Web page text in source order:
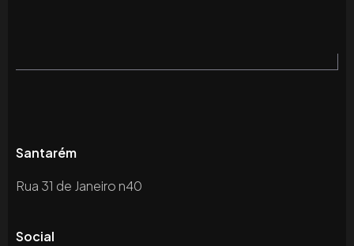
Santarém
Rua 31 de Janeiro n40
Social